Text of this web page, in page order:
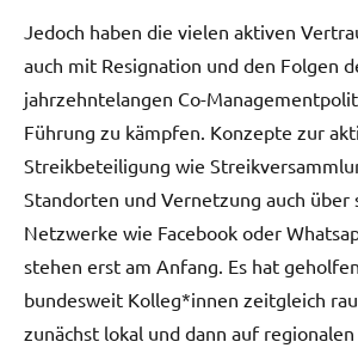
Jedoch haben die vielen aktiven
auch mit Resignation und den Folgen
jahrzehntelangen Co-
Führung zu kämpfen. Konzepte zur
Streikbeteiligung wie
Standorten und Vernetzung auch über
Netzwerke wie Facebook oder
stehen erst am Anfang. Es hat
bundesweit Kolleg*innen zeitgleich
zunächst lokal und dann auf regionalen